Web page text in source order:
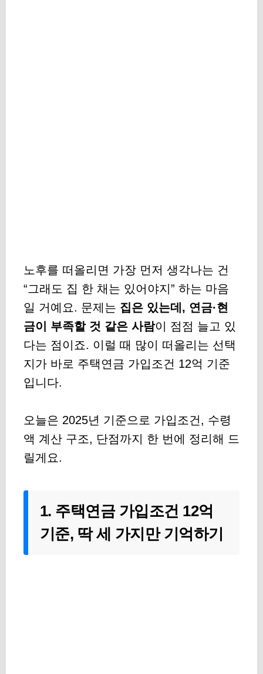
노후를 떠올리면 가장 먼저 생각나는 건
“그래도 집 한 채는 있어야지” 하는 마음
일 거예요. 문제는 집은 있는데, 연금·현
금이 부족할 것 같은 사람이 점점 늘고 있
다는 점이죠. 이럴 때 많이 떠올리는 선택
지가 바로 주택연금 가입조건 12억 기준
입니다.
오늘은 2025년 기준으로 가입조건, 수령
액 계산 구조, 단점까지 한 번에 정리해 드
릴게요.
1. 주택연금 가입조건 12억
기준, 딱 세 가지만 기억하기